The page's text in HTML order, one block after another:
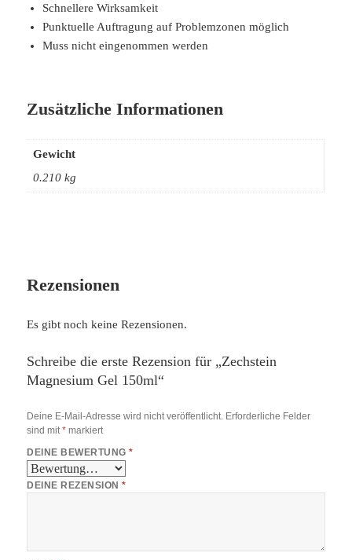
Schnellere Wirksamkeit
Punktuelle Auftragung auf Problemzonen möglich
Muss nicht eingenommen werden
Zusätzliche Informationen
Gewicht
0.210 kg
Rezensionen
Es gibt noch keine Rezensionen.
Schreibe die erste Rezension für „Zechstein
Magnesium Gel 150ml“
Deine E-Mail-Adresse wird nicht veröffentlicht. Erforderliche Felder
sind mit* markiert
DEINE BEWERTUNG*
DEINE REZENSION*